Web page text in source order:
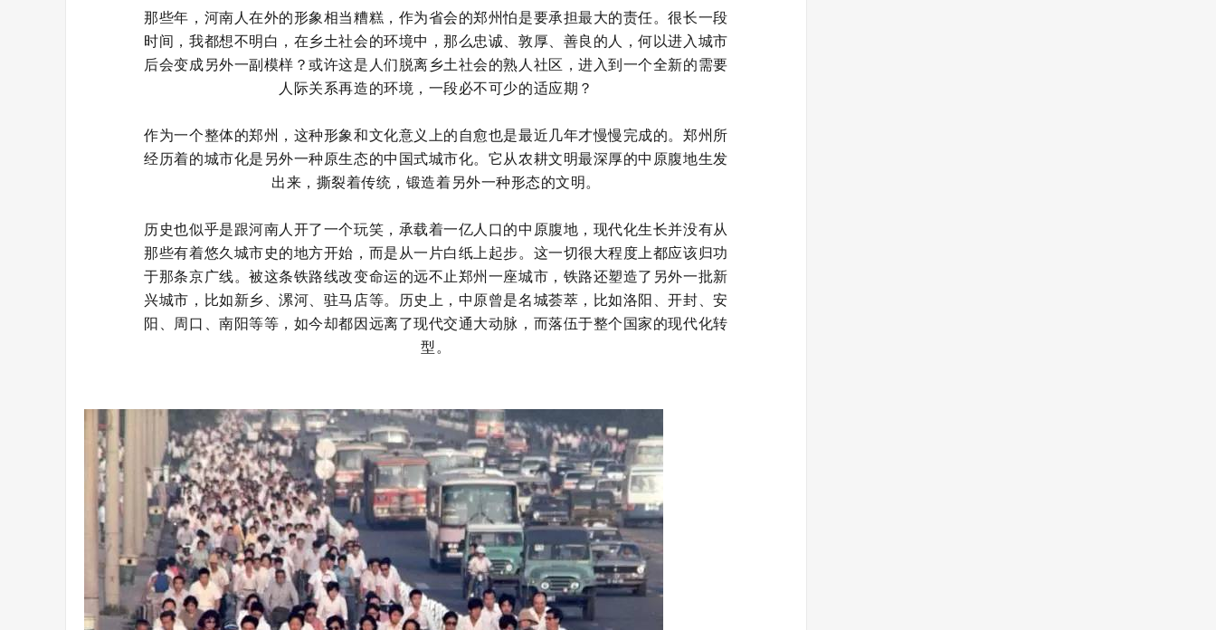
那些年，河南人在外的形象相当糟糕，作为省会的郑州怕是要承担最大的责任。很长一段
时间，我都想不明白，在乡土社会的环境中，那么忠诚、敦厚、善良的人，何以进入城市
后会变成另外一副模样？或许这是人们脱离乡土社会的熟人社区，进入到一个全新的需要
人际关系再造的环境，一段必不可少的适应期？
作为一个整体的郑州，这种形象和文化意义上的自愈也是最近几年才慢慢完成的。郑州所
经历着的城市化是另外一种原生态的中国式城市化。它从农耕文明最深厚的中原腹地生发
出来，撕裂着传统，锻造着另外一种形态的文明。
历史也似乎是跟河南人开了一个玩笑，承载着一亿人口的中原腹地，现代化生长并没有从
那些有着悠久城市史的地方开始，而是从一片白纸上起步。这一切很大程度上都应该归功
于那条京广线。被这条铁路线改变命运的远不止郑州一座城市，铁路还塑造了另外一批新
兴城市，比如新乡、漯河、驻马店等。历史上，中原曾是名城荟萃，比如洛阳、开封、安
阳、周口、南阳等等，如今却都因远离了现代交通大动脉，而落伍于整个国家的现代化转
型。